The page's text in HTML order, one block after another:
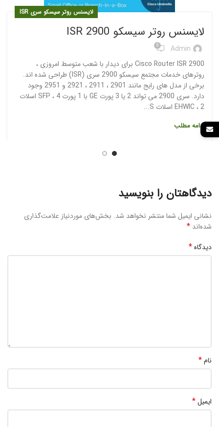
لایسنس روتر سیسکو سری ISR
لایسنس روتر سیسکو ISR 2900
Admin
0
Cisco Router ISR 2900 برای دیدار با شعب متوسط امروزی ،
روترهای خدمات مجتمع سیسکو 2900 سری (ISR) طراحی شده اند.
برخی از مدل های رایج مانند 2901 ، 2911 ، 2921 و 2951 وجود
دارد. سری 2900 می تواند 2 یا 3 پورت GE با 1 پورت SFP ، 4 اسلات
EHWIC ، 2 اسلات S...
ادامه مطلب
دیدگاهتان را بنویسید
نشانی ایمیل شما منتشر نخواهد شد. بخش‌های موردنیاز علامت‌گذاری
شده‌اند *
دیدگاه*
نام*
ایمیل*